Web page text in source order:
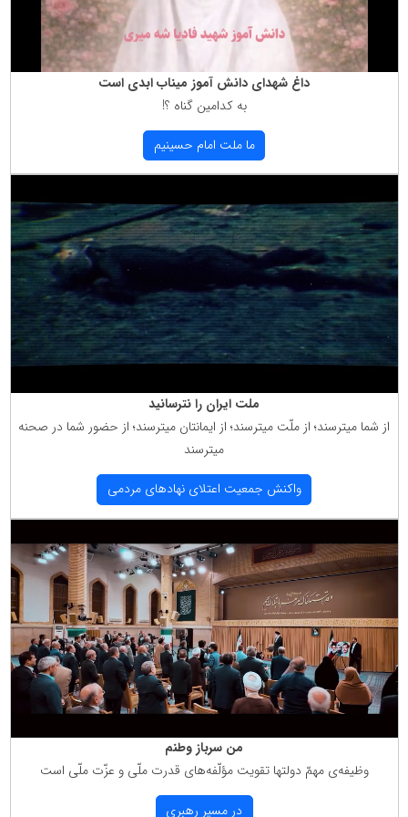
داغ شهدای دانش آموز میناب ابدی است
به كدامین گناه ؟!
ما ملت امام حسینیم
ملت ایران را نترسانید
از شما میترسند؛ از ملّت میترسند؛ از ایمانتان میترسند؛ از حضور شما در صحنه
میترسند
واكنش جمعیت اعتلای نهادهای مردمی
من سرباز وطنم
وظیفه‌ی مهمّ دولتها تقویت مؤلّفه‌های قدرت ملّی و عزّت ملّی است
در مسیر رهبری